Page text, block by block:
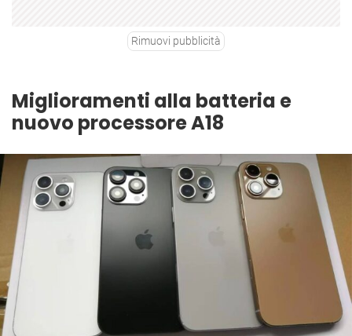
Rimuovi pubblicità
Miglioramenti alla batteria e
nuovo processore A18